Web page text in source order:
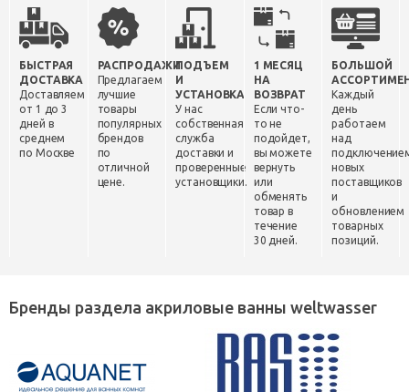
БЫСТРАЯ
ДОСТАВКА
Доставляем
от 1 до 3
дней в
среднем
по Москве
РАСПРОДАЖИ
Предлагаем
лучшие
товары
популярных
брендов
по
отличной
цене.
ПОДЪЕМ
И
УСТАНОВКА
У нас
собственная
служба
доставки и
проверенные
установщики.
1 МЕСЯЦ
НА
ВОЗВРАТ
Если что-
то не
подойдет,
вы можете
вернуть
или
обменять
товар в
течение
30 дней.
БОЛЬШОЙ
Каждый
день
работаем
над
новых
поставщиков
и
обновлением
товарных
позиций.
Бренды раздела акриловые ванны weltwasser